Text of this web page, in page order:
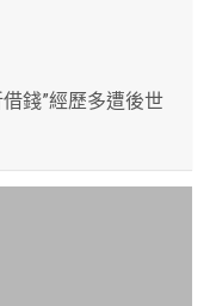
錢”經歷多遭後世